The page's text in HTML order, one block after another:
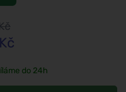
Kč
do 24h